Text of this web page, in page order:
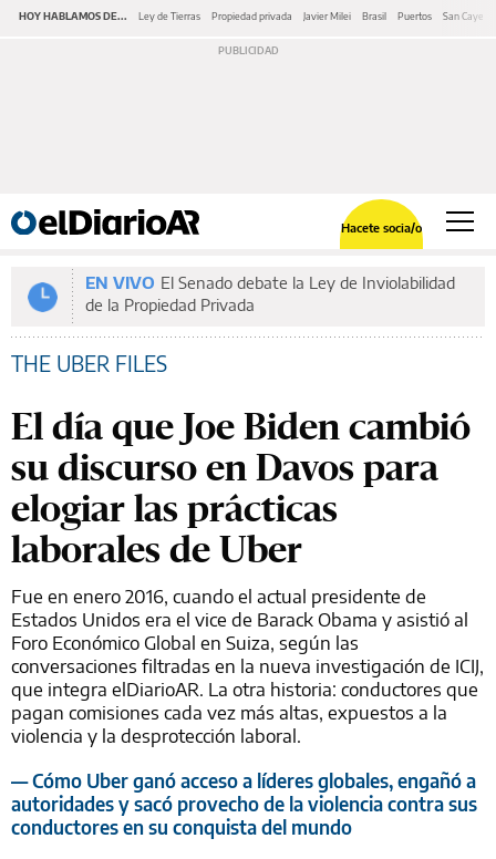
HOY HABLAMOS DE... Ley de Tierras Propiedad privada Javier Milei Brasil Puertos San
Hacete socia/o
EN VIVO El Senado debate la Ley de Inviolabilidad
de la Propiedad Privada
THE UBER FILES
El día que Joe Biden cambió
su discurso en Davos para
elogiar las prácticas
laborales de Uber
Fue en enero 2016, cuando el actual presidente de
Estados Unidos era el vice de Barack Obama y asistió al
Foro Económico Global en Suiza, según las
conversaciones filtradas en la nueva investigación de ICIJ,
que integra elDiarioAR. La otra historia: conductores que
pagan comisiones cada vez más altas, expuestos a la
violencia y la desprotección laboral.
— Cómo Uber ganó acceso a líderes globales, engañó a
autoridades y sacó provecho de la violencia contra sus
conductores en su conquista del mundo